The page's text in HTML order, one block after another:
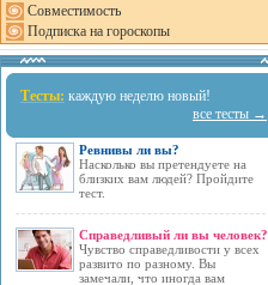
Совместимость
Подписка на гороскопы
Тесты: каждую неделю новый!
все тесты →
Ревнивы ли вы?
Насколько вы претендуете на
близких вам людей? Пройдите
тест.
Справедливый ли вы человек?
Чувство справедливости у всех
развито по разному. Вы
замечали, что иногда вам